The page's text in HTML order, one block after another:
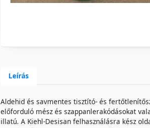
Leírás
Aldehid és savmentes tisztító- és
előforduló mész és szappanlerakódásokat
illatú. A Kiehl-Desisan felhasználásra kész